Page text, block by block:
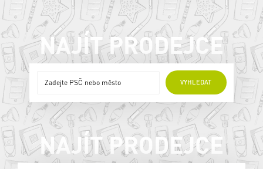
NAJÍT PRODEJCE
VYHLEDAT
ONLINE PRODEJCI
NAJÍT PRODEJCE